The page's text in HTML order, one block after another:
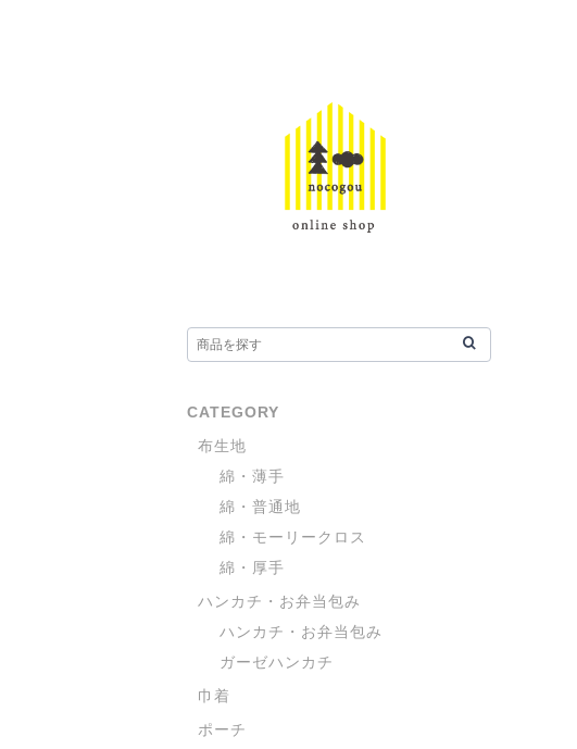
CATEGORY
布生地
綿・薄手
綿・普通地
綿・モーリークロス
綿・厚手
ハンカチ・お弁当包み
ハンカチ・お弁当包み
ガーゼハンカチ
巾着
ポーチ